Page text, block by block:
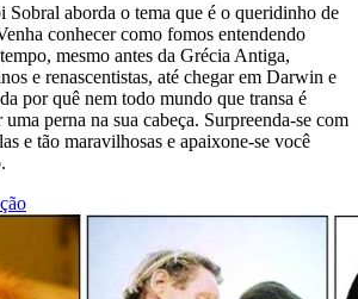
Sobral aborda o tema que é o queridinho de
conhecer como fomos entendendo
mesmo antes da Grécia Antiga,
e renascentistas, até chegar em Darwin e
por quê nem todo mundo que transa é
perna na sua cabeça. Surpreenda-se com
e tão maravilhosas e apaixone-se você